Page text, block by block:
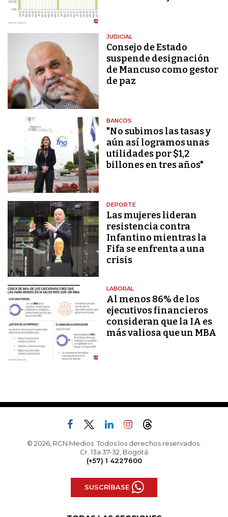
JUDICIAL
Consejo de Estado
suspende designación
de Mancuso como gestor
de paz
BANCOS
"No subimos las tasas y
aún así logramos unas
utilidades por $1,2
billones en tres años"
DEPORTE
Las mujeres lideran
resistencia contra
Infantino mientras la
Fifa se enfrenta a una
crisis
LABORAL
Al menos 86% de los
ejecutivos financieros
consideran que la IA es
más valiosa que un MBA
© 2026, RCN Medios. Todos los derechos reservados.
Cr. 13a 37-32, Bogotá
(+57) 1 4227600
SUSCRÍBASE